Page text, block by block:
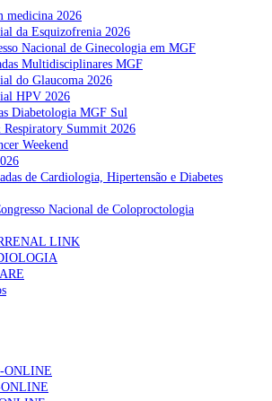
medicina 2026
da Esquizofrenia 2026
Nacional de Ginecologia em MGF
Multidisciplinares MGF
do Glaucoma 2026
HPV 2026
Diabetologia MGF Sul
Summit 2026
Weekend
de Cardiologia, Hipertensão e Diabetes
Nacional de Coloproctologia
LINK
ONLINE